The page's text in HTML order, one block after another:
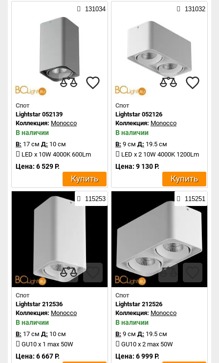
131034
Спот
Lightstar 052139
Коллекция: Monocco
В наличии
В: 17 см Д: 10 см
LED x 10W 4000K 600Lm
Цена: 6 529 Р.
Купить
131032
Спот
Lightstar 052126
Коллекция: Monocco
В наличии
В: 9 см Д: 19.5 см
LED x 2 10W 4000K 1200Lm
Цена: 9 130 Р.
Купить
115253
Спот
Lightstar 212536
Коллекция: Monocco
В наличии
В: 17 см Д: 10 см
GU10 x 1 max 50W
Цена: 6 667 Р.
115251
Спот
Lightstar 212526
Коллекция: Monocco
В наличии
В: 9 см Д: 19.5 см
GU10 x 2 max 50W
Цена: 6 999 Р.